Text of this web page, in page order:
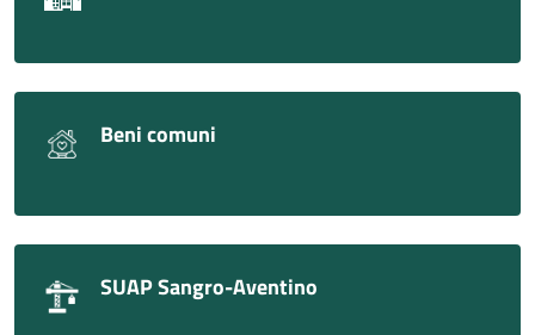
Beni comuni
SUAP Sangro-Aventino